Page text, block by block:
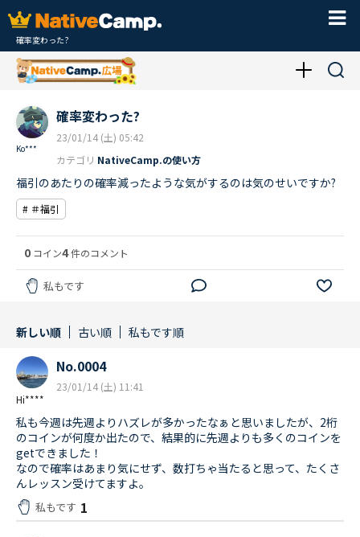
確率変わった?
Ko***
確率変わった?
23/01/14 (土) 05:42
カテゴリ NativeCamp.の使い方
福引のあたりの確率減ったような気がするのは気のせいですか?
# ＃福引
0 コイン4件のコメント
私もです
新しい順 古い順 私もです順
Hi****
No.0004
23/01/14 (土) 11:41
私も今週は先週よりハズレが多かったなぁと思いましたが、2桁
のコインが何度か出たので、結果的に先週よりも多くのコインを
getできました！
なので確率はあまり気にせず、数打ちゃ当たると思って、たくさ
んレッスン受けてますよ。
私もです 1